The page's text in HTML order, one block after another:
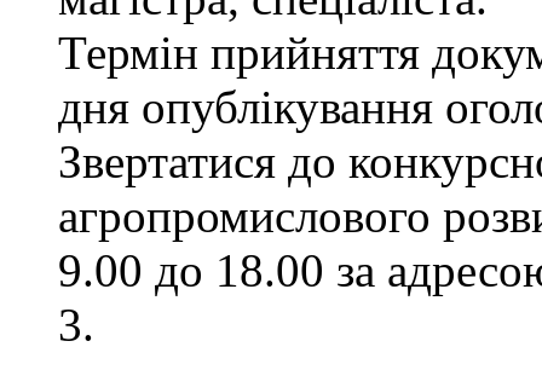
Термін прийняття
дня опублікування
Звертатися до
агропромислового
9.00 до 18.00 за
3.